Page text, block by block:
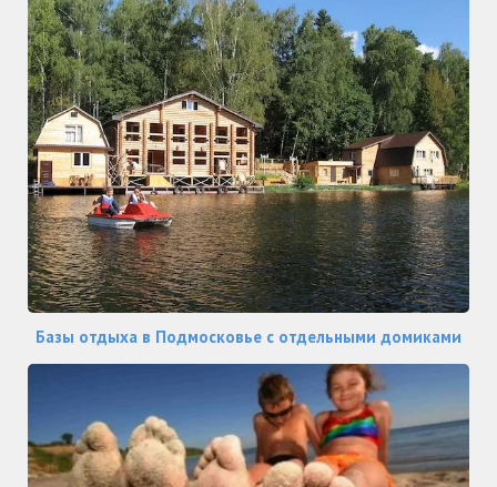
Базы отдыха в Подмосковье с отдельными домиками